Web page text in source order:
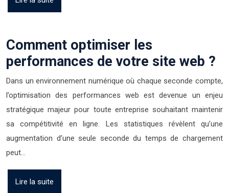
Comment optimiser les
performances de votre site web ?
Dans un environnement numérique où chaque seconde compte,
l’optimisation des performances web est devenue un enjeu
stratégique majeur pour toute entreprise souhaitant maintenir
sa compétitivité en ligne. Les statistiques révèlent qu’une
augmentation d’une seule seconde du temps de chargement
peut…
Lire la suite